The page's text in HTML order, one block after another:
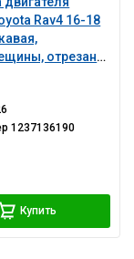
Rav4 16-18
отрезана
1237136190
Купить